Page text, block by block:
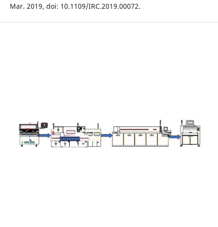
Mar. 2019, doi: 10.1109/IRC.2019.00072.